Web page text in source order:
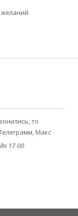
желаний
то
Макс
17-00